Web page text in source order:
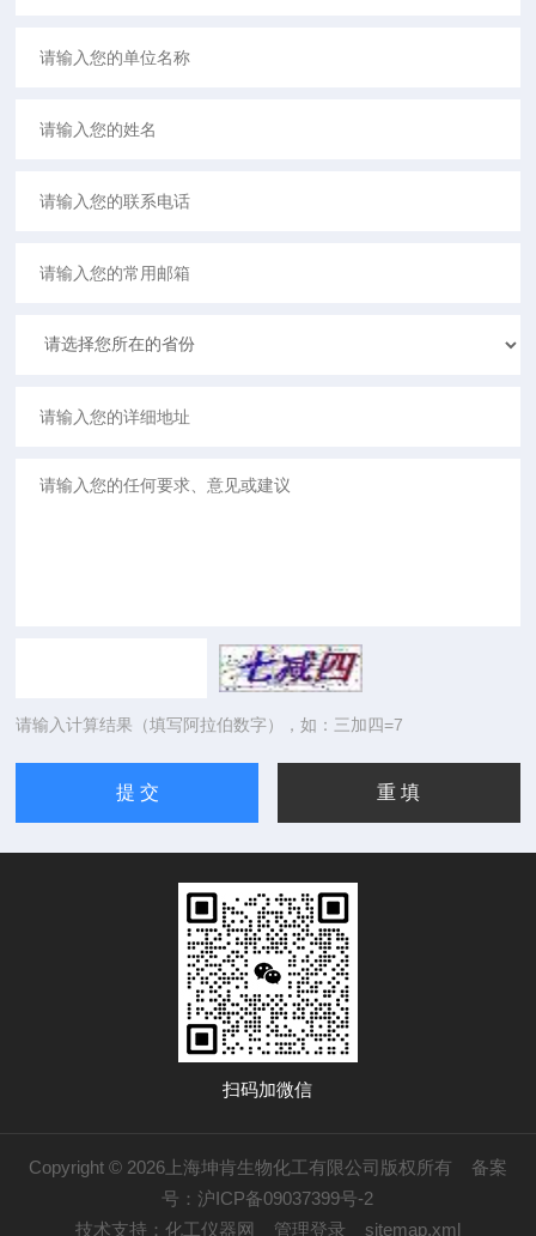
请输入计算结果（填写阿拉伯数字），如：三加四=7
扫码加微信
Copyright © 2026上海坤肯生物化工有限公司版权所有 备案
号：沪ICP备09037399号-2
技术支持： 化工仪器网 管理登录 sitemap.xml